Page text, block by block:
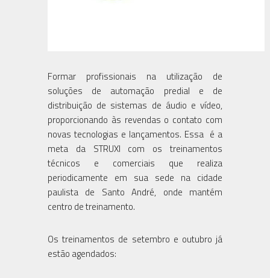
Formar profissionais na utilização de
soluções de automação predial e de
distribuição de sistemas de áudio e vídeo,
proporcionando às revendas o contato com
novas tecnologias e lançamentos. Essa é a
meta da STRUXI com os treinamentos
técnicos e comerciais que realiza
periodicamente em sua sede na cidade
paulista de Santo André, onde mantém
centro de treinamento.
Os treinamentos de setembro e outubro já
estão agendados: